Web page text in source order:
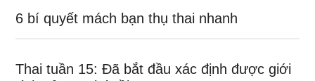
6 bí quyết mách bạn thụ thai nhanh
Thai tuần 15: Đã bắt đầu xác định được giới